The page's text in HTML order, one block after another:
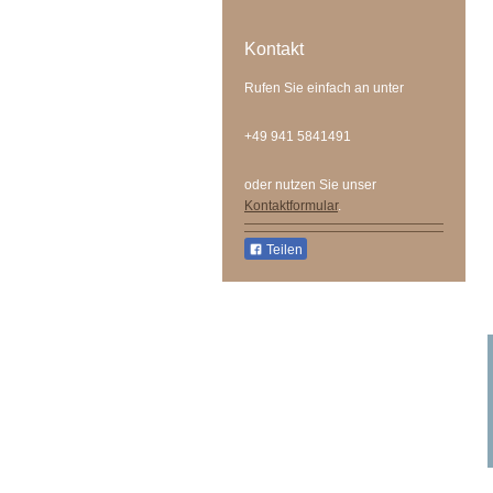
Kontakt
Rufen Sie einfach an unter
+49 941 5841491
oder nutzen Sie unser
Kontaktformular.
Teilen